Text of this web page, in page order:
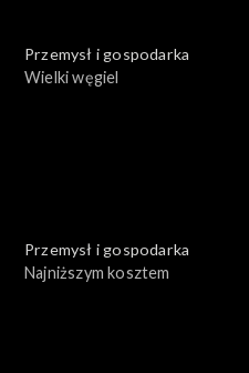
Przemysł i gospodarka
Wielki węgiel
Przemysł i gospodarka
Najniższym kosztem